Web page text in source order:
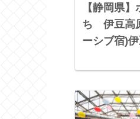
【静岡県
ち 伊豆高
ーシブ宿)